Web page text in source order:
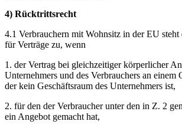
4) Rücktrittsrecht
4.1 Verbrauchern mit Wohnsitz in der EU
für Verträge zu, wenn
1. der Vertrag bei gleichzeitiger körperlicher
Unternehmers und des Verbrauchers an einem
der kein Geschäftsraum des Unternehmers ist,
2. für den der Verbraucher unter den in Z. 2
ein Angebot gemacht hat,